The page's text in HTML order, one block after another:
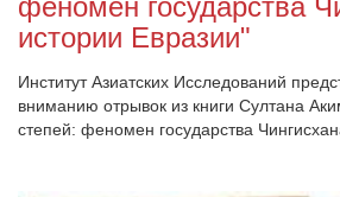
истории Евразии"
Институт Азиатских Исследований
вниманию отрывок из книги Султана
степей: феномен государства